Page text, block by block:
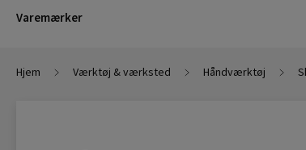
Varemærker
Hjem Værktøj & værksted Håndværktøj